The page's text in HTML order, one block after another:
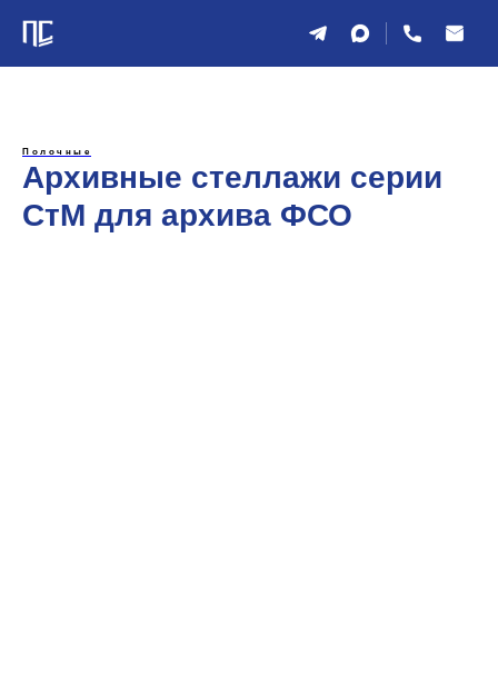
Полочные
Архивные стеллажи серии
СтМ для архива ФСО